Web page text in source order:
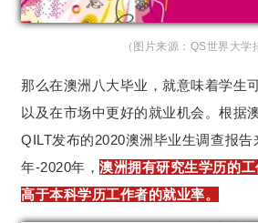
（图片来源：QS世界大学
那么在澳洲八大毕业，就意味着学生
以及在市场中更好的就业机会。根据
QILT发布的2020澳洲毕业生调查报告
年-2020年，澳洲拥有研究生学历的
高于本科学历工作者的就业率。